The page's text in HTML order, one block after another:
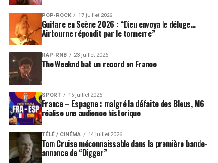
POP-ROCK 17 juillet 2026
Guitare en Scène 2026 : “Dieu envoya le déluge…
Airbourne répondit par le tonnerre”
RAP-RNB 23 juillet 2026
The Weeknd bat un record en France
SPORT 15 juillet 2026
France – Espagne : malgré la défaite des Bleus, M6
réalise une audience historique
TÉLÉ / CINÉMA 14 juillet 2026
Tom Cruise méconnaissable dans la première bande-
annonce de “Digger”